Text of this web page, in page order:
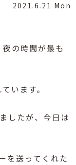
2021.6.21 Mon
の時間が最も
います。
したが、今日は
を送ってくれた